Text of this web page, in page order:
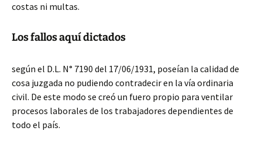
costas ni multas.
Los fallos aquí dictados
según el D.L. N° 7190 del 17/06/1931, poseían la calidad de
cosa juzgada no pudiendo contradecir en la vía ordinaria
civil. De este modo se creó un fuero propio para ventilar
procesos laborales de los trabajadores dependientes de
todo el país.